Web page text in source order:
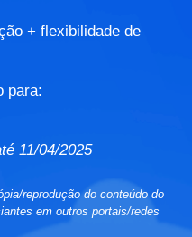
+ flexibilidade de
para:
11/04/2025
reprodução do conteúdo do
em outros portais/redes